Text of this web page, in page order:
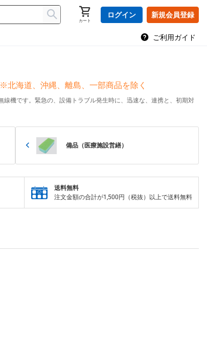
カート
ログイン 新規会員登録
ご利用ガイド
海道、沖縄、離島、一部商品を除く
機です。緊急の、設備トラブル発生時に、迅速な、連携と、初期対
備品（医療施設営繕）
送料無料
注文金額の合計が1,500円（税抜）以上で送料無料